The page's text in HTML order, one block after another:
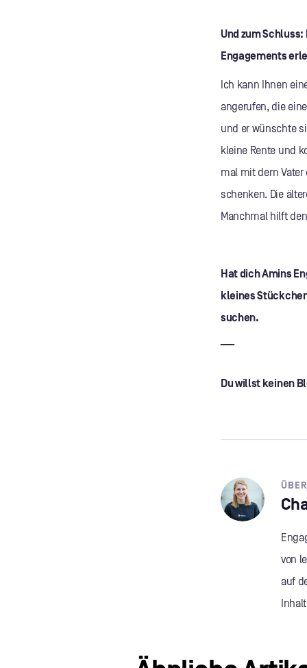
Und zum
Engagements
Ich kann Ihnen
angerufen, die
und er wünschte
kleine Rente und
mal mit dem Vater
schenken. Die
Manchmal hilft
Hat dich Amins
kleines
suchen.
Du willst keinen
von
auf